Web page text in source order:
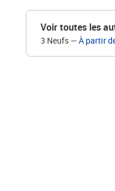
Voir toutes les
3 Neufs —À partir